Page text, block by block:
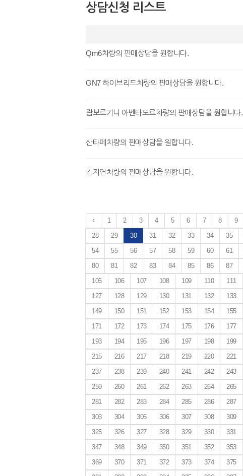
상담신청 리스트
Qm6차량의 판매상담을 원합니다.
GN7 하이브리드차량의 판매상담을 원합니다.
람보르기니 아벤타도르차량의 판매상담을 원합니다.
산타페차량의 판매상담을 원합니다.
김지연차량의 판매상담을 원합니다.
1 2 3 4 5 6 7 8 9
28
29 30 31 32 33 34 35
54
55 56 57 58 59 60 61
80
81 82 83 84 85 86 87
105
106 107 108 109 110 111
127
128 129 130 131 132 133
149
150 151 152 153 154 155
171
172 173 174 175 176 177
193
194 195 196 197 198 199
215
216 217 218 219 220 221
237
238 239 240 241 242 243
259
260 261 262 263 264 265
281
282 283 284 285 286 287
303
304 305 306 307 308 309
325
326 327 328 329 330 331
347
348 349 350 351 352 353
369
370 371 372 373 374 375